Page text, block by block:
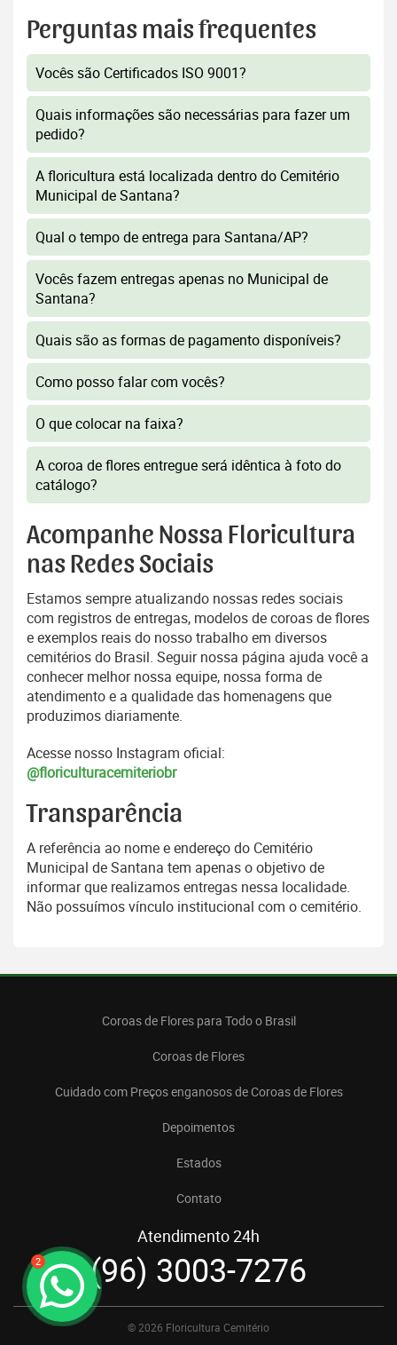
2
Perguntas mais frequentes
Vocês são Certificados ISO 9001?
Quais informações são necessárias para fazer um
pedido?
A floricultura está localizada dentro do Cemitério
Municipal de Santana?
Qual o tempo de entrega para Santana/AP?
Vocês fazem entregas apenas no Municipal de
Santana?
Quais são as formas de pagamento disponíveis?
Como posso falar com vocês?
O que colocar na faixa?
A coroa de flores entregue será idêntica à foto do
catálogo?
Acompanhe Nossa Floricultura
nas Redes Sociais
Estamos sempre atualizando nossas redes sociais
com registros de entregas, modelos de coroas de flores
e exemplos reais do nosso trabalho em diversos
cemitérios do Brasil. Seguir nossa página ajuda você a
conhecer melhor nossa equipe, nossa forma de
atendimento e a qualidade das homenagens que
produzimos diariamente.
Acesse nosso Instagram oficial:
@floriculturacemiteriobr
Transparência
A referência ao nome e endereço do Cemitério
Municipal de Santana tem apenas o objetivo de
informar que realizamos entregas nessa localidade.
Não possuímos vínculo institucional com o cemitério.
Coroas de Flores para Todo o Brasil
Coroas de Flores
Cuidado com Preços enganosos de Coroas de Flores
Depoimentos
Estados
Contato
Atendimento 24h
(96) 3003-7276
© 2026 Floricultura Cemitério